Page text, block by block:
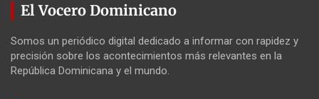
El Vocero Dominicano
Somos un periódico digital dedicado a informar con rapidez y
precisión sobre los acontecimientos más relevantes en la
República Dominicana y el mundo.